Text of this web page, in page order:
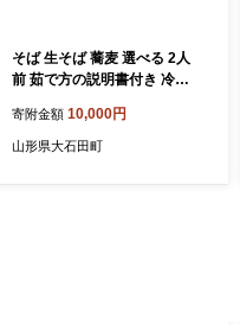
そば 生そば 蕎麦 選べる 2人
前 茹で方の説明書付き 冷蔵
料 sk-sbxxx2
寄附金額 10,000円
山形県大石田町